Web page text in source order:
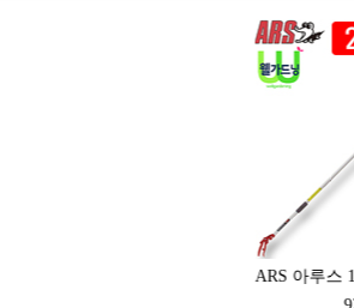
ARS 아루스 180 - 2.4M 고